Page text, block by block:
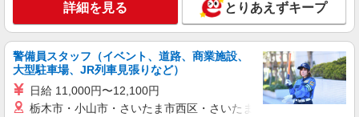
詳細を見る とりあえずキープ
警備員スタッフ（イベント、道路、商業施設、
大型駐車場、JR列車見張りなど）
日給 11,000円〜12,100円
栃木市・小山市・さいたま市西区・さいたま市岩槻区・久喜市・